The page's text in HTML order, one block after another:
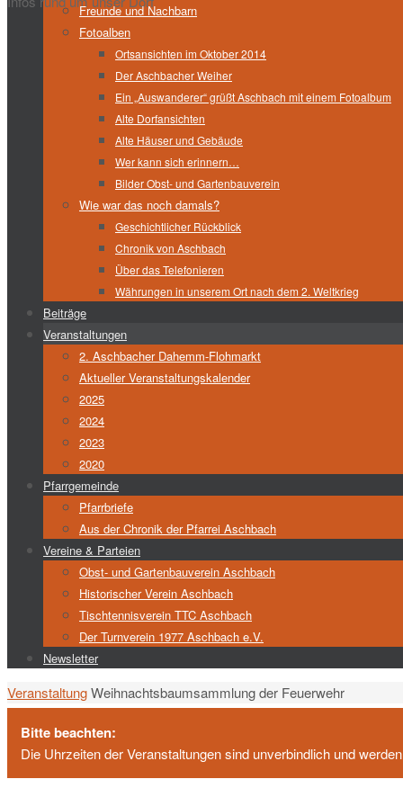
Freunde und Nachbarn
Fotoalben
Ortsansichten im Oktober 2014
Der Aschbacher Weiher
Ein „Auswanderer“ grüßt Aschbach mit einem Fotoalbum
Alte Dorfansichten
Alte Häuser und Gebäude
Wer kann sich erinnern…
Bilder Obst- und Gartenbauverein
Wie war das noch damals?
Geschichtlicher Rückblick
Chronik von Aschbach
Über das Telefonieren
Währungen in unserem Ort nach dem 2. Weltkrieg
Beiträge
Veranstaltungen
2. Aschbacher Dahemm-Flohmarkt
Aktueller Veranstaltungskalender
2025
2024
2023
2020
Pfarrgemeinde
Pfarrbriefe
Aus der Chronik der Pfarrei Aschbach
Vereine & Parteien
Obst- und Gartenbauverein Aschbach
Historischer Verein Aschbach
Tischtennisverein TTC Aschbach
Der Turnverein 1977 Aschbach e.V.
Newsletter
Start
VeranstaltungWeihnachtsbaumsammlung der Feuerwehr
Bitte beachten:
Die Uhrzeiten der Veranstaltungen sind unverbindlich und